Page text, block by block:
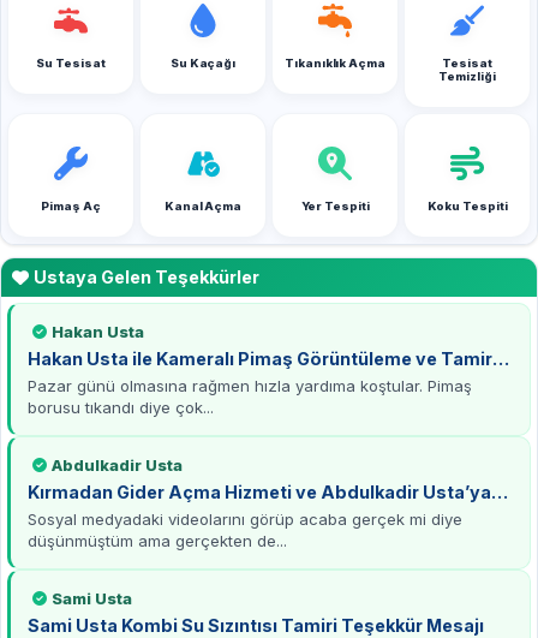
Su Tesisat Su Kaçağı Tıkanıklık Açma
Tesisat
Temizliği
Pimaş Aç Kanal Açma Yer Tespiti Koku Tespiti
Ustaya Gelen Teşekkürler
Hakan Usta
Hakan Usta ile Kameralı Pimaş Görüntüleme ve Tamirat
Deneyimi
Pazar günü olmasına rağmen hızla yardıma koştular. Pimaş
borusu tıkandı diye çok...
Abdulkadir Usta
Kırmadan Gider Açma Hizmeti ve Abdulkadir Usta’ya
Teşekkürler
Sosyal medyadaki videolarını görüp acaba gerçek mi diye
düşünmüştüm ama gerçekten de...
Sami Usta
Sami Usta Kombi Su Sızıntısı Tamiri Teşekkür Mesajı